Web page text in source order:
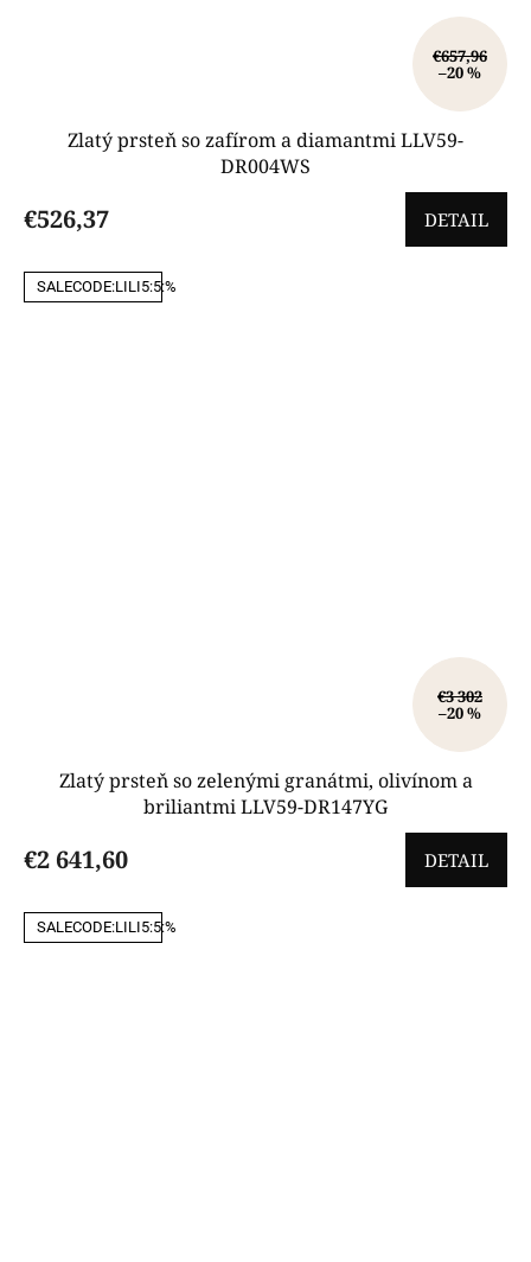
€657,96
–20 %
Zlatý prsteň so zafírom a diamantmi LLV59-
DR004WS
€526,37 DETAIL
SALECODE:LILI5:5:%
€3 302
–20 %
Zlatý prsteň so zelenými granátmi, olivínom a
briliantmi LLV59-DR147YG
€2 641,60 DETAIL
SALECODE:LILI5:5:%